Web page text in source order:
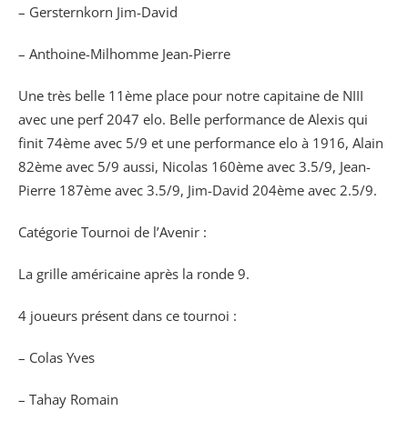
– Gersternkorn Jim-David
– Anthoine-Milhomme Jean-Pierre
Une très belle 11ème place pour notre capitaine de NIII
avec une perf 2047 elo. Belle performance de Alexis qui
finit 74ème avec 5/9 et une performance elo à 1916, Alain
82ème avec 5/9 aussi, Nicolas 160ème avec 3.5/9, Jean-
Pierre 187ème avec 3.5/9, Jim-David 204ème avec 2.5/9.
Catégorie Tournoi de l’Avenir :
La grille américaine après la ronde 9.
4 joueurs présent dans ce tournoi :
– Colas Yves
– Tahay Romain